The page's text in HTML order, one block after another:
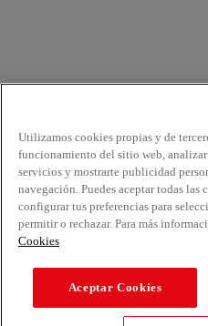
Utilizamos cookies propias y de
funcionamiento del sitio web,
servicios y mostrarte publicidad
navegación. Puedes aceptar todas las
configurar tus preferencias para
permitir o rechazar. Para más
Cookies
Aceptar Cookies